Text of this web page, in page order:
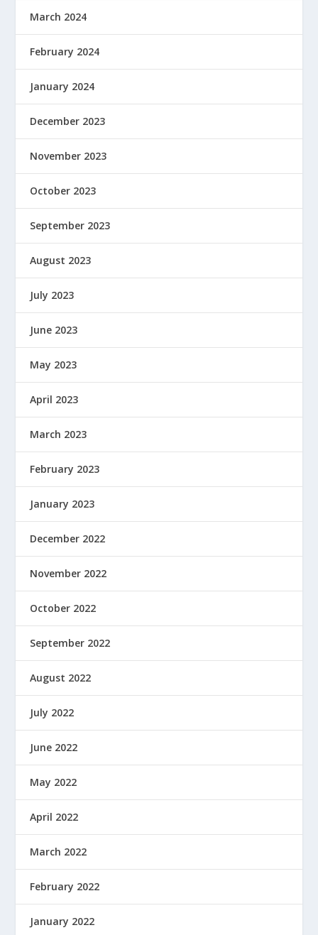
March 2024
February 2024
January 2024
December 2023
November 2023
October 2023
September 2023
August 2023
July 2023
June 2023
May 2023
April 2023
March 2023
February 2023
January 2023
December 2022
November 2022
October 2022
September 2022
August 2022
July 2022
June 2022
May 2022
April 2022
March 2022
February 2022
January 2022